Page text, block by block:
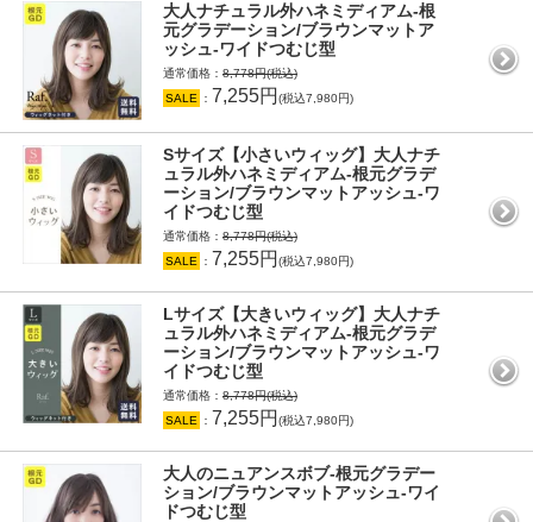
大人ナチュラル外ハネミディアム-根
元グラデーション/ブラウンマットア
ッシュ-ワイドつむじ型
通常価格： 8,778円(税込)
SALE
： 7,255円 (税込7,980円)
Sサイズ【小さいウィッグ】大人ナチ
ュラル外ハネミディアム-根元グラデ
ーション/ブラウンマットアッシュ-ワ
イドつむじ型
通常価格： 8,778円(税込)
SALE
： 7,255円 (税込7,980円)
Lサイズ【大きいウィッグ】大人ナチ
ュラル外ハネミディアム-根元グラデ
ーション/ブラウンマットアッシュ-ワ
イドつむじ型
通常価格： 8,778円(税込)
SALE
： 7,255円 (税込7,980円)
大人のニュアンスボブ-根元グラデー
ション/ブラウンマットアッシュ-ワイ
ドつむじ型